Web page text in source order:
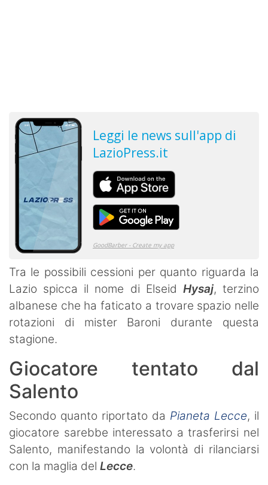
Tra le possibili cessioni per quanto riguarda la
Lazio spicca il nome di Elseid Hysaj, terzino
albanese che ha faticato a trovare spazio nelle
rotazioni di mister Baroni durante questa
stagione.
Giocatore tentato dal
Salento
Secondo quanto riportato da Pianeta Lecce, il
giocatore sarebbe interessato a trasferirsi nel
Salento, manifestando la volontà di rilanciarsi
con la maglia del Lecce.